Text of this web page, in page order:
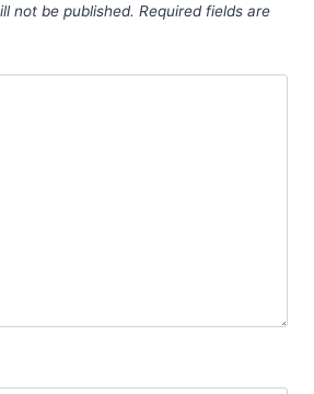
not be published. Required fields are